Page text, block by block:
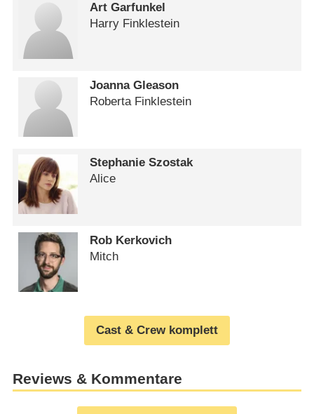
Art Garfunkel
Harry Finklestein
Joanna Gleason
Roberta Finklestein
Stephanie Szostak
Alice
Rob Kerkovich
Mitch
Cast & Crew komplett
Reviews & Kommentare